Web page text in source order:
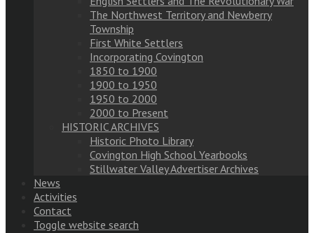
The Northwest Territory and Newberry
Township
First White Settlers
Incorporating Covington
1850 to 1900
1900 to 1950
1950 to 2000
2000 to Present
HISTORIC ARCHIVES
Historic Photo Library
Covington High School Yearbooks
Stillwater Valley Advertiser Archives
News
Activities
Contact
Toggle website search